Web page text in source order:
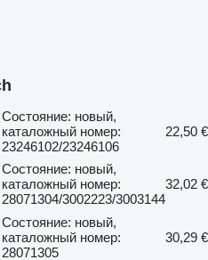
Состояние: новый,
каталожный номер:
23246102/23246106
22,50 €
Состояние: новый,
каталожный номер:
28071304/3002223/3003144
32,02 €
Состояние: новый,
каталожный номер:
28071305
30,29 €